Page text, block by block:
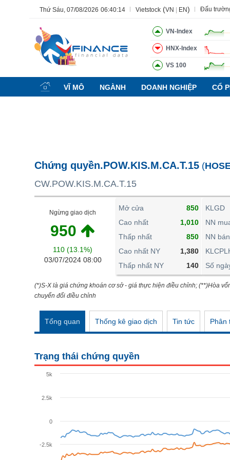
Thứ Sáu, 07/08/2026 06:40:15 Vietstock (VN EN) Đấu
VN-Index
HNX-Index
VS 100
VĨ MÔ NGÀNH DOANH NGHIỆP CỔ
Chứng quyền.POW.KIS.M.CA.T.15 (
CW.POW.KIS.M.CA.T.15
Ngừng giao dịch
950
110 (13.1%)
03/07/2024 08:00
Mở cửa
850
Cao nhất
1,010
Thấp nhất
850
Cao nhất NY
1,380
Thấp nhất NY
140
KLGD
NN
NN bán
Số
(*)S-X là giá chứng khoán cơ sở - giá thực hiện điều chỉnh; (**)Hòa
chuyển đổi điều chỉnh
Tổng quan Thống kê giao dịch Tin tức Phân
Trạng thái chứng quyền
-2.5k
0
2.5k
5k
Tính năng Ngành Mã chứng khoán Lãnh
BẤT ĐỘNG SẢN
TÀI CHÍNH
KINH TẾ
THẾ GIỚI
ĐÔNG DƯƠNG
PHÂN TÍCH
VS-SECTOR
NGUYÊN VẬT LIỆU
TIÊU DÙNG KHÔNG THIẾT YẾU
TIÊU DÙNG THIẾT YẾU
CHĂM SÓC SỨC KHỎE